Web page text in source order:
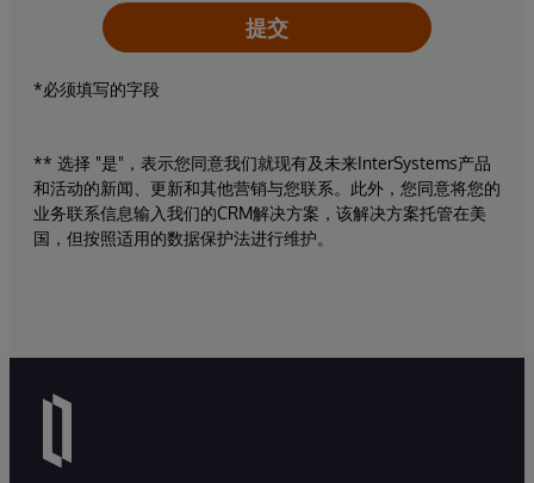
提交
*必须填写的字段
** 选择 "是"，表示您同意我们就现有及未来InterSystems产品
和活动的新闻、更新和其他营销与您联系。此外，您同意将您的
业务联系信息输入我们的CRM解决方案，该解决方案托管在美
国，但按照适用的数据保护法进行维护。